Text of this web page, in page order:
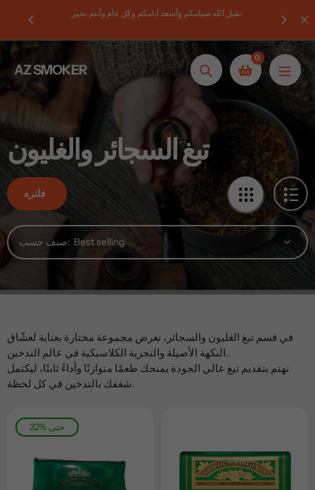
المحتوى
تقبل الله صيامكم وأسعد أيامكم وكل عام وأنتم بخير.
AZ SMOKER بحث
0
تبغ السجائر والغليون
فلتره
صنف حسب:
في قسم تبغ الغليون والسجائر، نعرض مجموعة مختارة بعناية لعشّاق
النكهة الأصيلة والتجربة الكلاسيكية في عالم التدخين.
نهتم بتقديم تبغ عالي الجودة يمنحك طعمًا متوازنًا وأداءً ثابتًا، ليكتمل
شغفك بالتدخين في كل لحظة.
32% حتى